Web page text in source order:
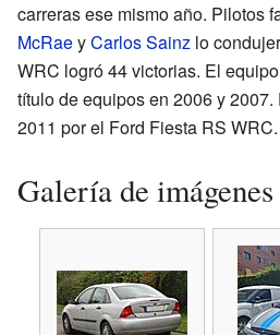
carreras ese mismo año. Pilotos
McRaeyCarlos Sainz lo
WRC logró 44 victorias. El
título de equipos en 2006 y
2011 por el Ford Fiesta RS WRC.
Galería de imágenes